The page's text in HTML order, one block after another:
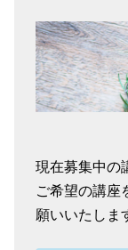
現在募集中の
ご希望の講座
願いいたしま